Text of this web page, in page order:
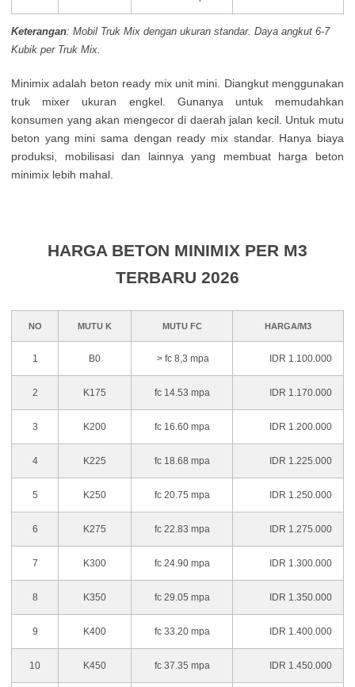
Keterangan: Mobil Truk Mix dengan ukuran standar. Daya angkut 6-7
Kubik per Truk Mix.
Minimix adalah beton ready mix unit mini. Diangkut menggunakan
truk mixer ukuran engkel. Gunanya untuk memudahkan
konsumen yang akan mengecor di daerah jalan kecil. Untuk mutu
beton yang mini sama dengan ready mix standar. Hanya biaya
produksi, mobilisasi dan lainnya yang membuat harga beton
minimix lebih mahal.
HARGA BETON MINIMIX PER M3
TERBARU 2026
NO MUTU K MUTU FC HARGA/M3
1 B0 > fc 8,3 mpa IDR 1.100.000
2 K175 fc 14.53 mpa IDR 1.170.000
3 K200 fc 16.60 mpa IDR 1.200.000
4 K225 fc 18.68 mpa IDR 1.225.000
5 K250 fc 20.75 mpa IDR 1.250.000
6 K275 fc 22.83 mpa IDR 1.275.000
7 K300 fc 24.90 mpa IDR 1.300.000
8 K350 fc 29.05 mpa IDR 1.350.000
9 K400 fc 33.20 mpa IDR 1.400.000
10 K450 fc 37.35 mpa IDR 1.450.000